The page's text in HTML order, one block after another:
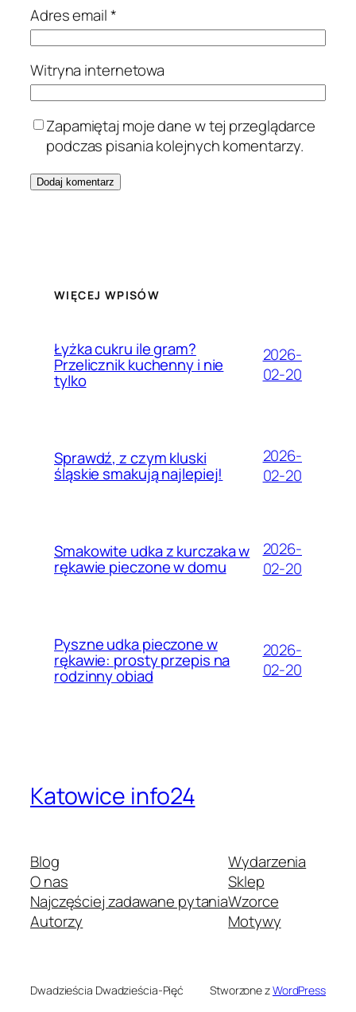
Adres email*
Witryna internetowa
Zapamiętaj moje dane w tej przeglądarce
podczas pisania kolejnych komentarzy.
WIĘCEJ WPISÓW
Łyżka cukru ile gram?
Przelicznik kuchenny i nie
tylko
2026-
02-20
Sprawdź, z czym kluski
śląskie smakują najlepiej!
2026-
02-20
Smakowite udka z kurczaka w
rękawie pieczone w domu
2026-
02-20
Pyszne udka pieczone w
rękawie: prosty przepis na
rodzinny obiad
2026-
02-20
Katowice info24
Blog
O nas
Najczęściej zadawane pytania
Autorzy
Wydarzenia
Sklep
Wzorce
Motywy
Dwadzieścia Dwadzieścia-Pięć Stworzone zWordPress